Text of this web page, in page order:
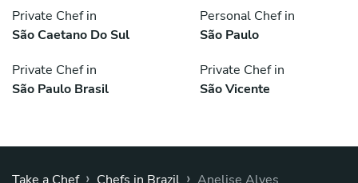
Private Chef in
São Caetano Do Sul
Personal Chef in
São Paulo
Private Chef in
São Paulo Brasil
Private Chef in
São Vicente
› ›